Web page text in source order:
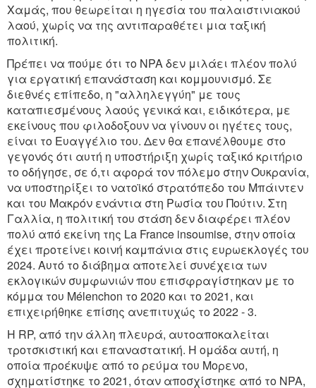
Χαμάς, που θεωρείται η ηγεσία του παλαιστινιακού
λαού, χωρίς να της αντιπαραθέτει μια ταξική
πολιτική.
Πρέπει να πούμε ότι το NPA δεν μιλάει πλέον πολύ
για εργατική επανάσταση και κομμουνισμό. Σε
διεθνές επίπεδο, η "αλληλεγγύη" με τους
καταπιεσμένους λαούς γενικά και, ειδικότερα, με
εκείνους που φιλοδοξουν να γίνουν οι ηγέτες τους,
είναι το Ευαγγέλιο του. Δεν θα επανέλθουμε στο
γεγονός ότι αυτή η υποστήριξη χωρίς ταξικό κριτήριο
το οδήγησε, σε ό,τι αφορά τον πόλεμο στην Ουκρανία,
να υποστηρίξει το νατοϊκό στρατόπεδο του Μπάιντεν
και του Μακρόν ενάντια στη Ρωσία του Πούτιν. Στη
Γαλλία, η πολιτική του στάση δεν διαφέρει πλέον
πολύ από εκείνη της La France insoumise, στην οποία
έχει προτείνει κοινή καμπάνια στις ευρωεκλογές του
2024. Αυτό το διάβημα αποτελεί συνέχεια των
εκλογικών συμφωνιών που επισφραγίστηκαν με το
κόμμα του Mélenchon το 2020 και το 2021, και
επιχειρήθηκε επίσης ανεπιτυχώς το 2022 - 3.
Η RP, από την άλλη πλευρά, αυτοαποκαλείται
τροτσκιστική και επαναστατική. Η ομάδα αυτή, η
οποία προέκυψε από το ρεύμα του Μορενο,
σχηματίστηκε το 2021, όταν αποσχίστηκε από το NPA,